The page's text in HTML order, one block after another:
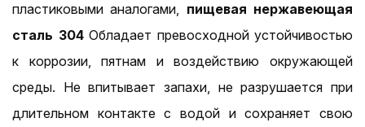
пластиковыми аналогами, пищевая нержавеющая
сталь 304 Обладает превосходной устойчивостью
к коррозии, пятнам и воздействию окружающей
среды. Не впитывает запахи, не разрушается при
длительном контакте с водой и сохраняет свою